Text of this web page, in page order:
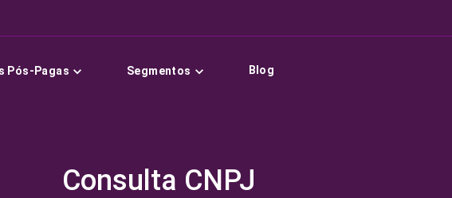
Pós-Pagas Segmentos Blog
Consulta CNPJ